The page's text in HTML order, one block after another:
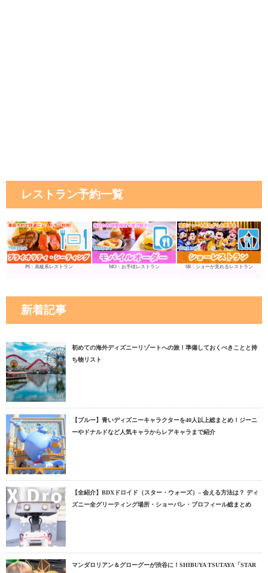
レストラン予約一覧
PS：高級系レストラン MO：お手頃レストラン SR：ショーが見れるレストラン
新着記事
初めての海外ディズニーリゾートへの旅！準備しておくべきことと持
ち物リスト
【ブルー】青いディズニーキャラクターを40人以上総まとめ！ジーニ
ーやドナルドなど人気キャラからレアキャラまで紹介
【全紹介】BDXドロイド（スター・ウォーズ）– 会える方法は？ ディ
ズニー全グリーティング場所・ショーパレ・プロフィール総まとめ
マンダロリアン＆グローグーが渋谷に！SHIBUYA TSUTAYA「STAR